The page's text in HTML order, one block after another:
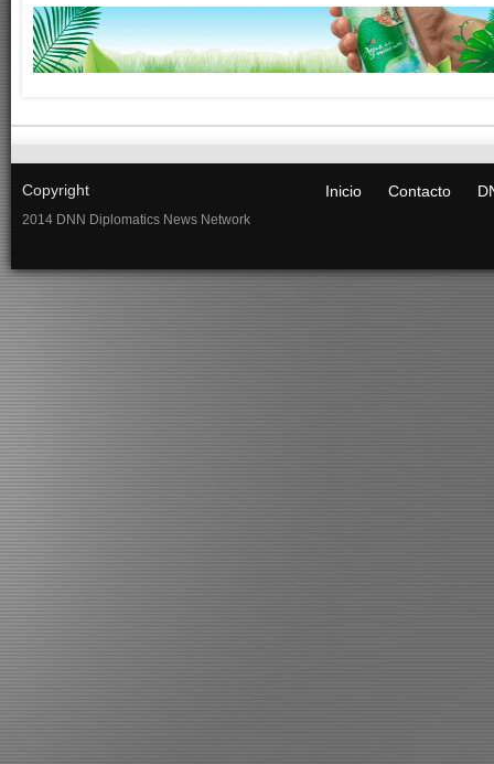
Copyright
2014 DNN Diplomatics News Network
Inicio Contacto